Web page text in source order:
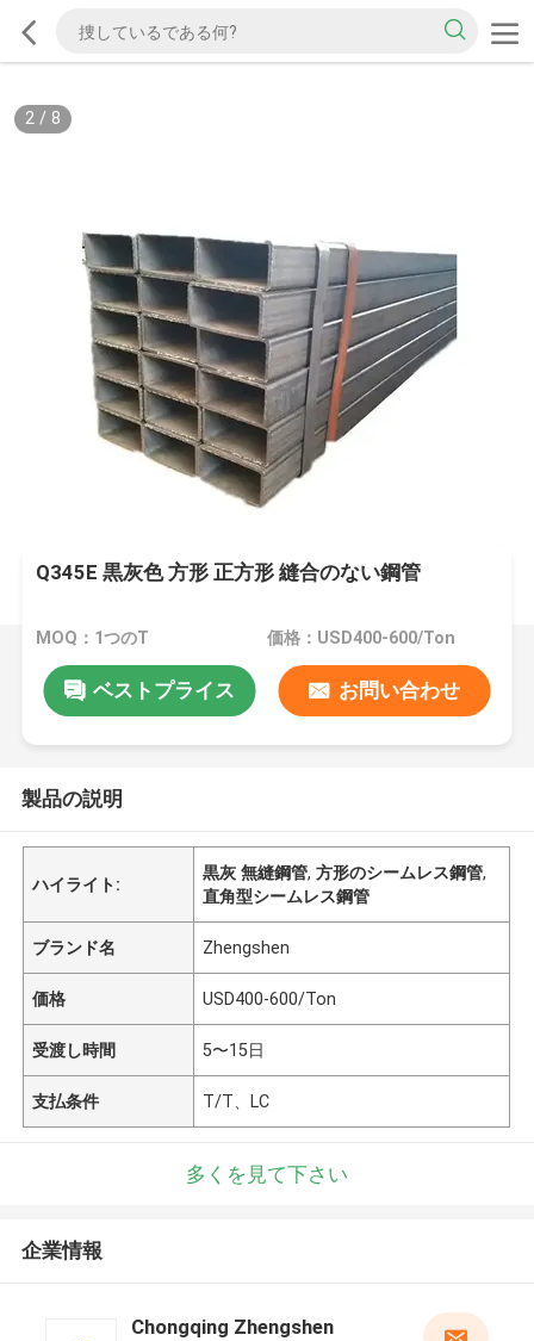
2/ 8
Q345E 黒灰色 方形 正方形 縫合のない鋼管
MOQ：1つのT 価格：USD400-600/Ton
ベストプライス お問い合わせ
製品の説明
ハイライト:
黒灰 無縫鋼管,方形のシームレス鋼管,
直角型シームレス鋼管
ブランド名 Zhengshen
価格 USD400-600/Ton
受渡し時間 5〜15日
支払条件 T/T、LC
多くを見て下さい
企業情報
Chongqing Zhengshen